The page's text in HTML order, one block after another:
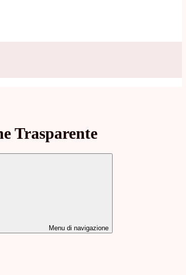
Trasparente
Menu di navigazione